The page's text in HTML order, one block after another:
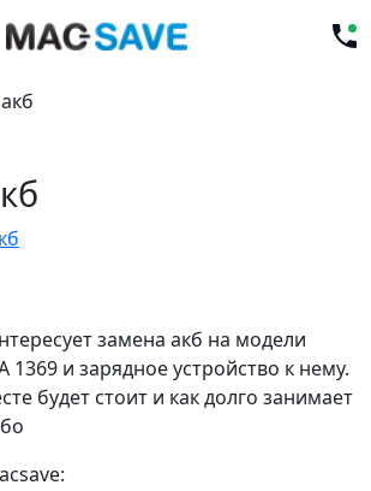
замена акб на модели
1369 и зарядное устройство к нему.
будет стоит и как долго занимает